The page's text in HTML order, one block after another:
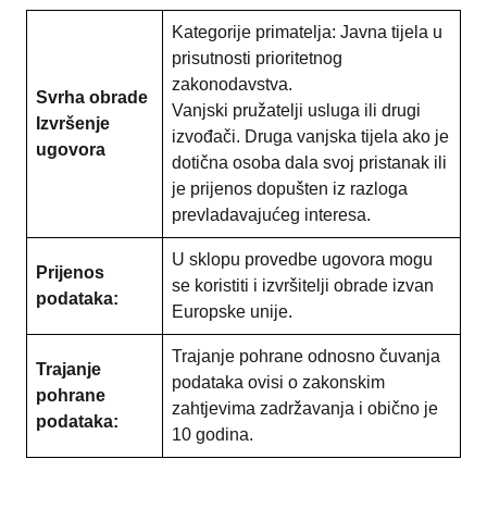
Svrha obrade
Izvršenje
ugovora
Kategorije primatelja: Javna tijela u
prisutnosti prioritetnog
zakonodavstva.
Vanjski pružatelji usluga ili drugi
izvođači. Druga vanjska tijela ako je
dotična osoba dala svoj pristanak ili
je prijenos dopušten iz razloga
prevladavajućeg interesa.
Prijenos
podataka:
U sklopu provedbe ugovora mogu
se koristiti i izvršitelji obrade izvan
Europske unije.
Trajanje
pohrane
podataka:
Trajanje pohrane odnosno čuvanja
podataka ovisi o zakonskim
zahtjevima zadržavanja i obično je
10 godina.